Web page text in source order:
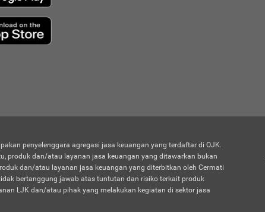
penyelenggara agregasi jasa keuangan yang terdaftar di OJK.
produk dan/atau layanan jasa keuangan yang ditawarkan bukan
dan/atau layanan jasa keuangan yang diterbitkan oleh Cermati
bertanggung jawab atas tuntutan dan risiko terkait produk
LJK dan/atau pihak yang melakukan kegiatan di sektor jasa